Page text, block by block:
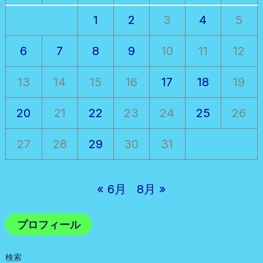
1 2 3 4 5
6 7 8 9 10 11 12
13 14 15 16 17 18 19
20 21 22 23 24 25 26
27 28 29 30 31
« 6月 8月 »
プロフィール
検索